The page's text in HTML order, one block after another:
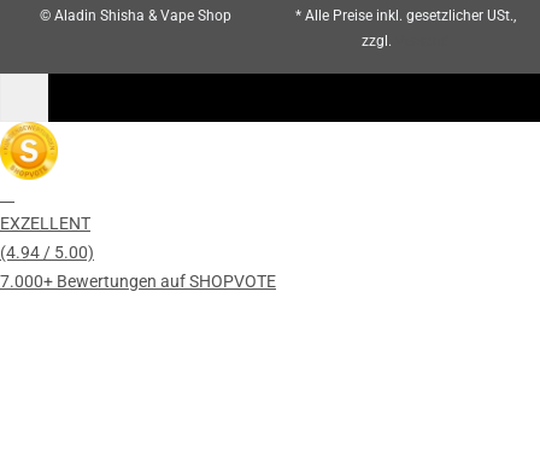
© Aladin Shisha & Vape Shop
* Alle Preise inkl. gesetzlicher USt.,
zzgl.
EXZELLENT
(4.94 / 5.00)
7.000+ Bewertungen auf SHOPVOTE